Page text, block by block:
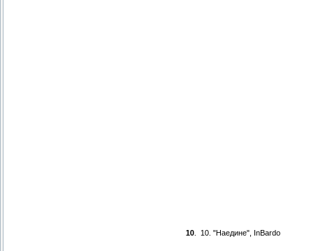
10 10. "Наедине", InBardo